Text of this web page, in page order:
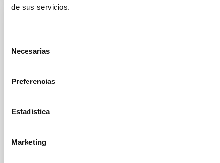
de sus servicios.
Necesarias
Preferencias
Estadística
Marketing
presidente de Canarias, Fernando Clavijo,
Instituto de Astrofísica de Canarias
Fernando Clavijo Batle, han visitado las instalaciones
director del centro, Valentín Martínez Pillet que ha